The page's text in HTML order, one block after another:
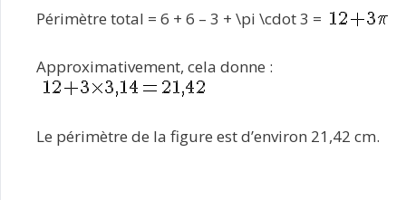
Périmètre total = 6 + 6 – 3 + \pi \cdot 3 =
Approximativement, cela donne :
Le périmètre de la figure est d’environ 21,42 cm.